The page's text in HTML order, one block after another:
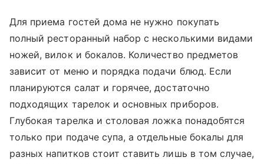
Для приема гостей дома не нужно покупать
полный ресторанный набор с несколькими видами
ножей, вилок и бокалов. Количество предметов
зависит от меню и порядка подачи блюд. Если
планируются салат и горячее, достаточно
подходящих тарелок и основных приборов.
Глубокая тарелка и столовая ложка понадобятся
только при подаче супа, а отдельные бокалы для
разных напитков стоит ставить лишь в том случае,